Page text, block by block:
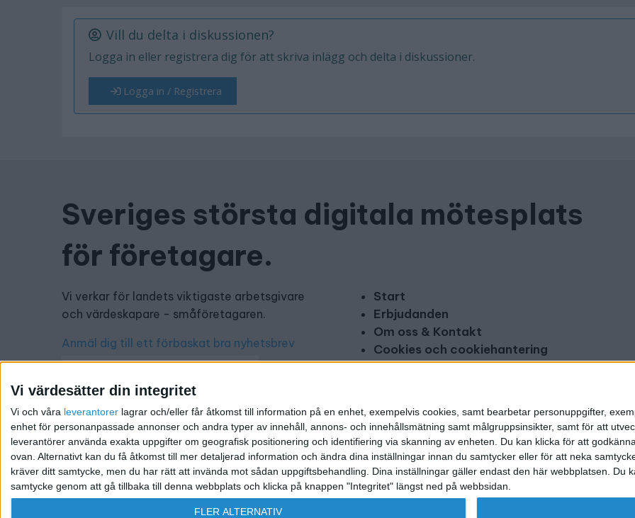
Vi värdesätter din integritet
Vi och våra leverantorer lagrar och/eller får åtkomst till information på en enhet, exempelvis cookies, samt bearbetar personuppgifter,
enhet för personanpassade annonser och andra typer av innehåll, annons- och innehållsmätning samt målgruppsinsikter, samt för att
leverantörer använda exakta uppgifter om geografisk positionering och identifiering via skanning av enheten. Du kan klicka för att
ovan. Alternativt kan du få åtkomst till mer detaljerad information och ändra dina inställningar innan du samtycker eller för att neka
kräver ditt samtycke, men du har rätt att invända mot sådan uppgiftsbehandling. Dina inställningar gäller endast den här webbplatsen.
samtycke genom att gå tillbaka till denna webbplats och klicka på knappen "Integritet" längst ned på webbsidan.
FLER ALTERNATIV
Vill du delta i diskussionen?
Logga in eller registrera dig för att skriva inlägg och delta i diskussioner.
Logga in / Registrera
Sveriges största digitala mötesplats
för företagare.
Vi verkar för landets viktigaste arbetsgivare
och värdeskapare - småföretagaren.
Anmäl dig till ett förbaskat bra nyhetsbrev
Har du ett nyhetstips?
Kontakta oss: info@foretagande.se
Start
Erbjudanden
Om oss & Kontakt
Cookies och cookiehantering
Copyright och disclaimer
@ 2026 Företagande.se. All rights reserved. | Ansvarig utgivare: Mikael Karlsson